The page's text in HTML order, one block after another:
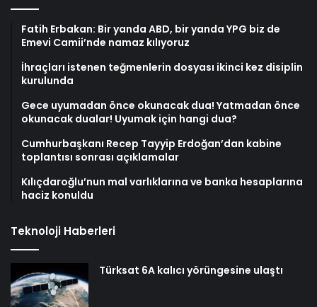
Fatih Erbakan: Bir yanda ABD, bir yanda YPG biz de
Emevi Camii’nde namaz kılıyoruz
İhraçları istenen teğmenlerin dosyası ikinci kez disiplin
kurulunda
Gece uyumadan önce okunacak dua! Yatmadan önce
okunacak dualar! Uyumak için hangi dua?
Cumhurbaşkanı Recep Tayyip Erdoğan’dan kabine
toplantısı sonrası açıklamalar
Kılıçdaroğlu’nun mal varlıklarına ve banka hesaplarına
haciz konuldu
Teknoloji Haberleri
Türksat 6A kalıcı yörüngesine ulaştı